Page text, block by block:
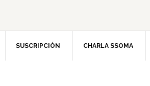
SUSCRIPCIÓN CHARLA SSOMA